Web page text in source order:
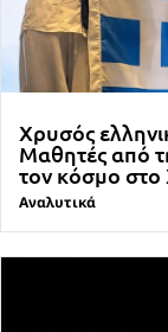
Χρυσός
Μαθητές από
τον κόσμο
Αναλυτικά